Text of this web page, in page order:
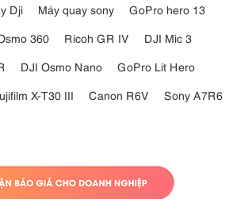
Dji Máy quay sony
GoPro hero 13
360 Ricoh GR IV
DJI Mic 3
DJI Osmo Nano
GoPro Lit Hero
X-T30 III Canon R6V
Sony A7R6